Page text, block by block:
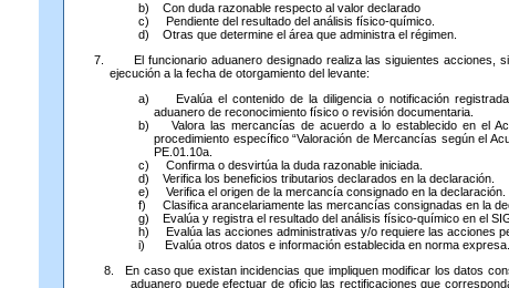
b) Con duda razonable respecto al valor declarado
c) Pendiente del resultado del análisis físico-químico.
d) Otras que determine el área que administra el régimen.
7. El funcionario aduanero designado realiza las siguientes acciones,
ejecución a la fecha de otorgamiento del levante:
a) Evalúa el contenido de la diligencia o notificación
aduanero de reconocimiento físico o revisión documentaria.
b) Valora las mercancías de acuerdo a lo establecido en el
procedimiento específico “Valoración de Mercancías según el
PE.01.10a.
c) Confirma o desvirtúa la duda razonable iniciada.
d) Verifica los beneficios tributarios declarados en la declaración.
e) Verifica el origen de la mercancía consignado en la declaración.
f) Clasifica arancelariamente las mercancías consignadas en la
g) Evalúa y registra el resultado del análisis físico-químico en el
h) Evalúa las acciones administrativas y/o requiere las acciones
i) Evalúa otros datos e información establecida en norma expresa.
8.
En caso que existan incidencias que impliquen modificar los datos
aduanero puede efectuar de oficio las rectificaciones que